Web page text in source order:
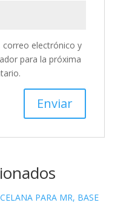
correo electrónico y
para la próxima